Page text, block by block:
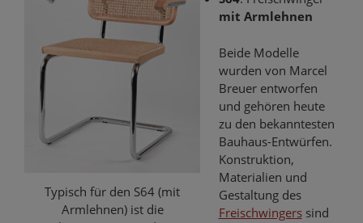
Typisch für den S64 (mit
Armlehnen) ist die
mit Armlehnen
Beide Modelle
wurden von Marcel
Breuer entworfen
und gehören heute
zu den bekanntesten
Bauhaus-Entwürfen.
Konstruktion,
Materialien und
Gestaltung des
Freischwingerssind